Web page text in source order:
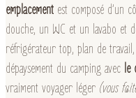
emplacement est composé d’un
douche, un WC et un lavabo et
réfrigérateur top, plan de
dépaysement du camping avec le
vraiment voyager léger (vous